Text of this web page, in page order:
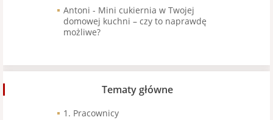
Antoni - Mini cukiernia w Twojej
domowej kuchni – czy to naprawdę
możliwe?
Tematy główne
1. Pracownicy